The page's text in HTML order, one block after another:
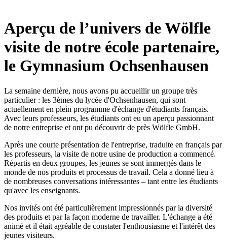
Aperçu de l’univers de Wölfle
visite de notre école partenaire,
le Gymnasium Ochsenhausen
La semaine dernière, nous avons pu accueillir un groupe très
particulier : les 3èmes du lycée d'Ochsenhausen, qui sont
actuellement en plein programme d'échange d'étudiants français.
Avec leurs professeurs, les étudiants ont eu un aperçu passionnant
de notre entreprise et ont pu découvrir de près Wölfle GmbH.
Après une courte présentation de l'entreprise, traduite en français par
les professeurs, la visite de notre usine de production a commencé.
Répartis en deux groupes, les jeunes se sont immergés dans le
monde de nos produits et processus de travail. Cela a donné lieu à
de nombreuses conversations intéressantes – tant entre les étudiants
qu'avec les enseignants.
Nos invités ont été particulièrement impressionnés par la diversité
des produits et par la façon moderne de travailler. L'échange a été
animé et il était agréable de constater l'enthousiasme et l'intérêt des
jeunes visiteurs.